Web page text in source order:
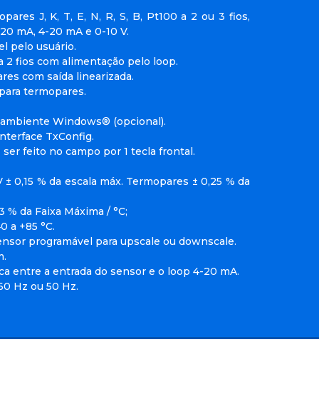
J, K, T, E, N, R, S, B, Pt100 a 2 ou 3 fios,
mA, 4-20 mA e 0-10 V.
pelo usuário.
2 fios com alimentação pelo loop.
com saída linearizada.
termopares.
Windows® (opcional).
TxConfig.
feito no campo por 1 tecla frontal.
0,15 % da escala máx. Termopares ± 0,25 % da
da Faixa Máxima / °C;
a +85 °C.
programável para upscale ou downscale.
entre a entrada do sensor e o loop 4-20 mA.
Hz ou 50 Hz.